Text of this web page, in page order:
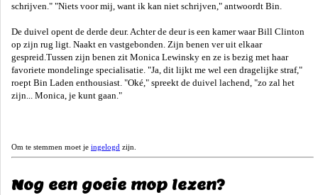
schrijven." "Niets voor mij, want ik kan niet schrijven," antwoordt Bin.
De duivel opent de derde deur. Achter de deur is een kamer waar Bill Clinton
op zijn rug ligt. Naakt en vastgebonden. Zijn benen ver uit elkaar
gespreid.Tussen zijn benen zit Monica Lewinsky en ze is bezig met haar
favoriete mondelinge specialisatie. "Ja, dit lijkt me wel een dragelijke straf,"
roept Bin Laden enthousiast. "Oké," spreekt de duivel lachend, "zo zal het
zijn... Monica, je kunt gaan."
Om te stemmen moet je ingelogd zijn.
Nog een goeie mop lezen?